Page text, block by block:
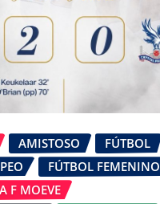
AMISTOSO
FÚTBOL
FÚTBOL FEMENINO
F MOEVE